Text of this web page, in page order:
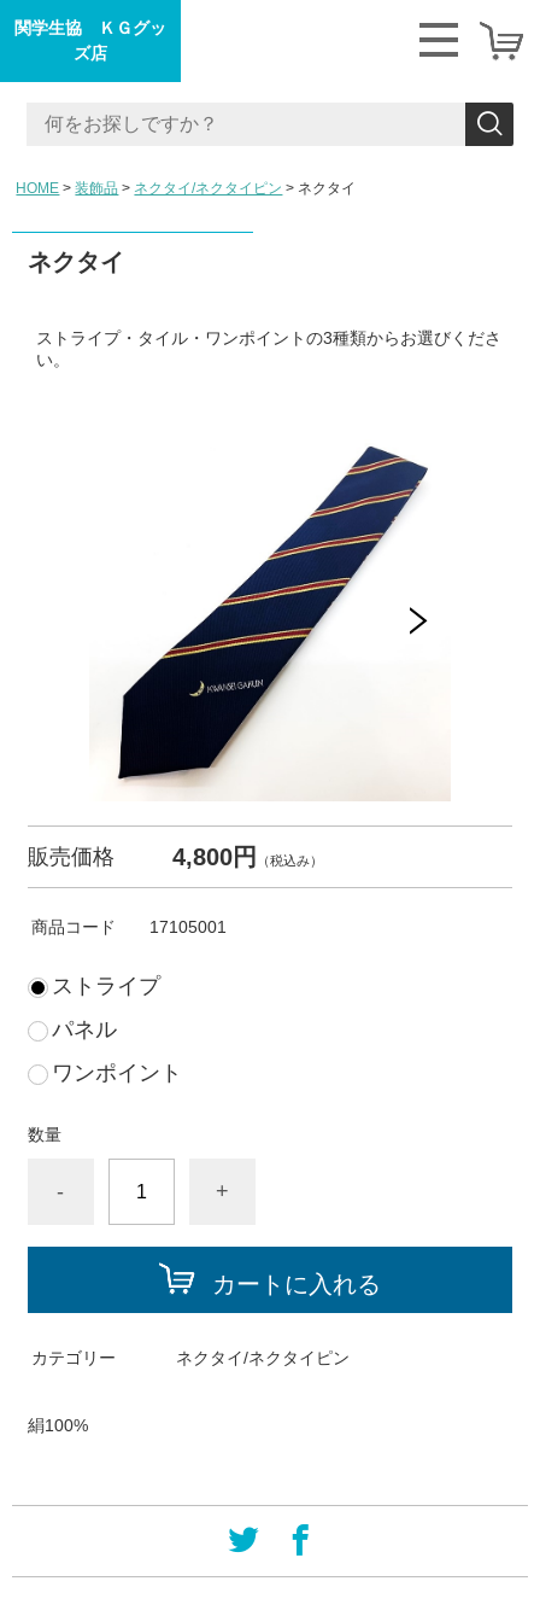
関学生協 ＫＧグッ
ズ店
HOME 装飾品 ネクタイ/ネクタイピン ネクタイ
ネクタイ
ストライプ・タイル・ワンポイントの3種類からお選びくださ
い。
販売価格 4,800円 （税込み）
商品コード 17105001
ストライプ
パネル
ワンポイント
数量
- +
カートに入れる
カテゴリー ネクタイ/ネクタイピン
絹100%